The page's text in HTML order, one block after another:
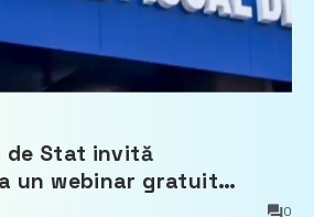
de Stat invită
un webinar gratuit
pe bunurile
0